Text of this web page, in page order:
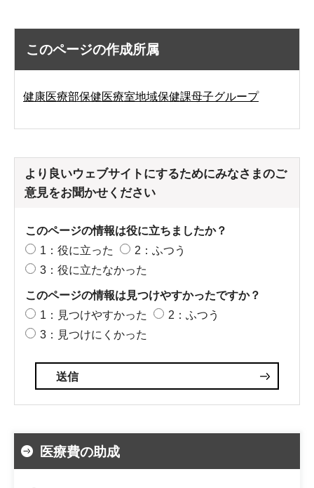
このページの作成所属
健康医療部保健医療室地域保健課母子グループ
より良いウェブサイトにするためにみなさまのご
意見をお聞かせください
このページの情報は役に立ちましたか？
1：役に立った
2：ふつう
3：役に立たなかった
このページの情報は見つけやすかったですか？
1：見つけやすかった
2：ふつう
3：見つけにくかった
医療費の助成